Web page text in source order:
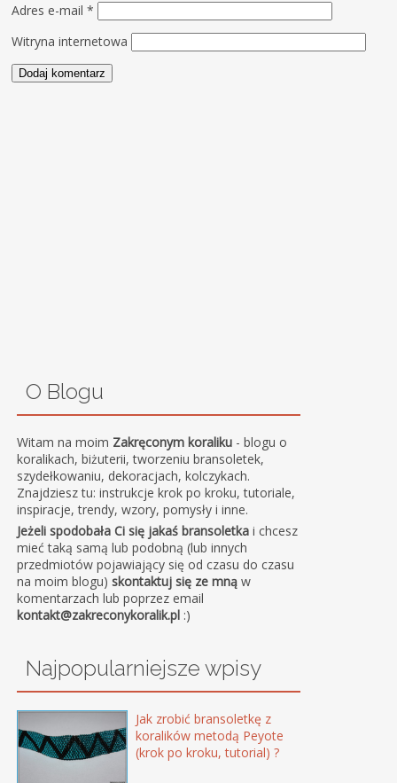
Adres e-mail*
Witryna internetowa
O Blogu
Witam na moim Zakręconym koraliku - blogu o
koralikach, biżuterii, tworzeniu bransoletek,
szydełkowaniu, dekoracjach, kolczykach.
Znajdziesz tu: instrukcje krok po kroku, tutoriale,
inspiracje, trendy, wzory, pomysły i inne.
Jeżeli spodobała Ci się jakaś bransoletka i chcesz
mieć taką samą lub podobną (lub innych
przedmiotów pojawiający się od czasu do czasu
na moim blogu)skontaktuj się ze mną w
komentarzach lub poprzez email
kontakt@zakreconykoralik.pl :)
Najpopularniejsze wpisy
Jak zrobić bransoletkę z
koralików metodą Peyote
(krok po kroku, tutorial) ?